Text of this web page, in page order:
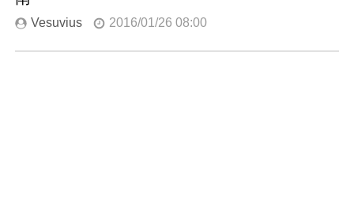
Vesuvius 2016/01/26 08:00